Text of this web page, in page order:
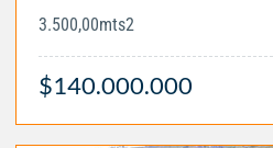
3.500,00mts2
$140.000.000